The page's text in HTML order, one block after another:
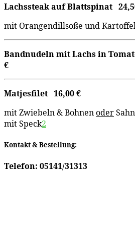
Lachssteak auf Blattspinat
mit Orangendillsoße und
Bandnudeln mit Lachs in
€
Matjesfilet 16,00€
mit Zwiebeln & Bohnenoder
mit Speck2
Kontakt & Bestellung:
Telefon: 05141/31313